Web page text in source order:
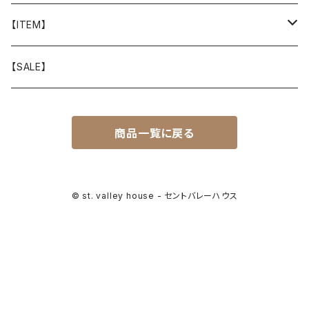
山と道
T-SHIRT
迷迭香
Akihiro Wood Works
【ITEM】
WEAR
【SALE】
商品一覧に戻る
© st. valley house - セントバレーハウス